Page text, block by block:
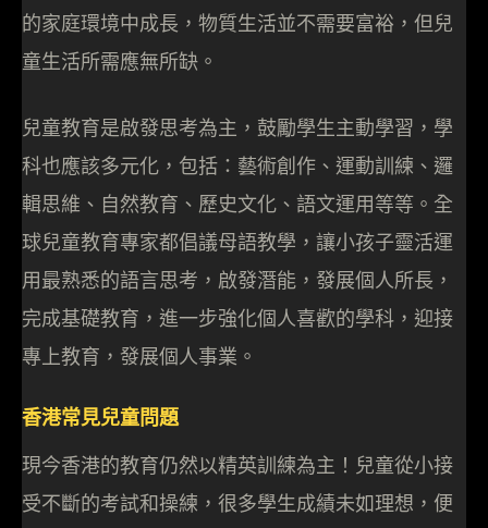
的家庭環境中成長，物質生活並不需要富裕，但兒
童生活所需應無所缺。
兒童教育是啟發思考為主，鼓勵學生主動學習，學
科也應該多元化，包括：藝術創作、運動訓練、邏
輯思維、自然教育、歷史文化、語文運用等等。全
球兒童教育專家都倡議母語教學，讓小孩子靈活運
用最熟悉的語言思考，啟發潛能，發展個人所長，
完成基礎教育，進一步強化個人喜歡的學科，迎接
專上教育，發展個人事業。
香港常見兒童問題
現今香港的教育仍然以精英訓練為主！兒童從小接
受不斷的考試和操練，很多學生成績未如理想，便